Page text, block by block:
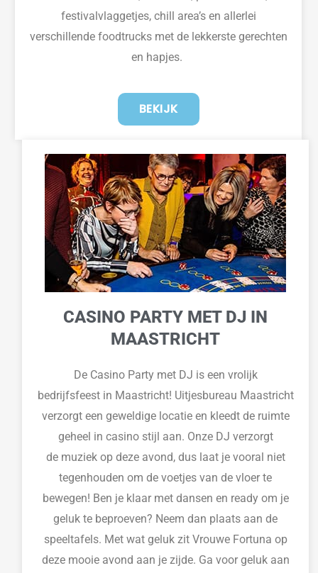
festivalvlaggetjes, chill area’s en allerlei
verschillende foodtrucks met de lekkerste gerechten
en hapjes.
BEKIJK
CASINO PARTY MET DJ IN
MAASTRICHT
De Casino Party met DJ is een vrolijk
bedrijfsfeestin Maastricht! Uitjesbureau Maastricht
verzorgt een geweldige locatie en kleedt de ruimte
geheel in casino stijl aan. Onze DJ verzorgt
de muziek op deze avond, dus laat je vooral niet
tegenhouden om de voetjes van de vloer te
bewegen! Ben je klaar met dansen en readyom je
geluk te beproeven? Neem dan plaats aan de
speeltafels. Met wat geluk zit VrouweFortuna op
deze mooie avond aan je zijde. Ga voor geluk aan